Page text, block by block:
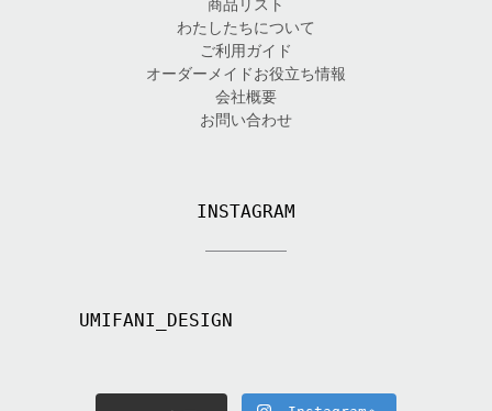
商品リスト
わたしたちについて
ご利用ガイド
オーダーメイドお役立ち情報
会社概要
お問い合わせ
INSTAGRAM
UMIFANI_DESIGN